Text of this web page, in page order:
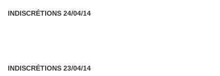
INDISCRÉTIONS 24/04/14
INDISCRÉTIONS 23/04/14